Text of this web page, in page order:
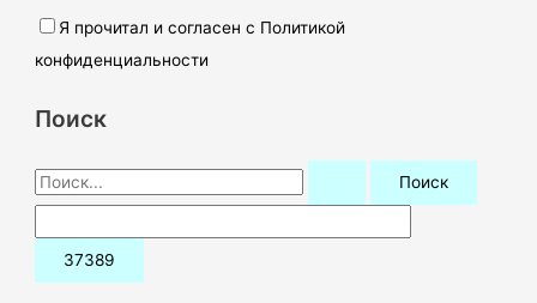
Я прочитал и согласен с Политикой
конфиденциальности
Поиск
П
о
и